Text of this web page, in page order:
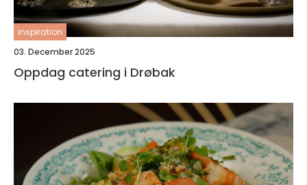
inspiration
03. December 2025
Oppdag catering i Drøbak